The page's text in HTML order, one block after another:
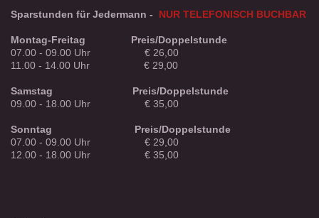
Sparstunden für Jedermann - NUR TELEFONISCH BUCHBAR
Montag-Freitag
Preis/Doppelstunde
07.00 - 09.00 Uhr € 26,00
11.00 - 14.00 Uhr € 29,00
Samstag Preis/Doppelstunde
09.00 - 18.00 Uhr € 35,00
Sonntag
Preis/Doppelstunde
07.00 - 09.00 Uhr € 29,00
12.00 - 18.00 Uhr € 35,00